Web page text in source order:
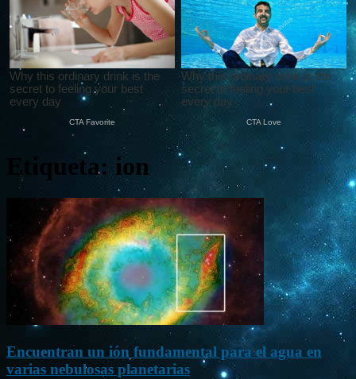
Etiqueta: ion
Encuentran un ión fundamental para el agua en
varias nebulosas planetarias